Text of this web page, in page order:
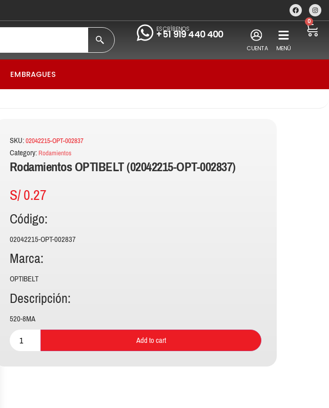
ESCRÍBENOS
+51 919 440 400
CUENTA MENÚ
0
EMBRAGUES
SKU:02042215-OPT-002837
Category: Rodamientos
Rodamientos OPTIBELT (02042215-OPT-002837)
S/0.27
Código:
02042215-OPT-002837
Marca:
OPTIBELT
Descripción:
520-8MA
Add to cart